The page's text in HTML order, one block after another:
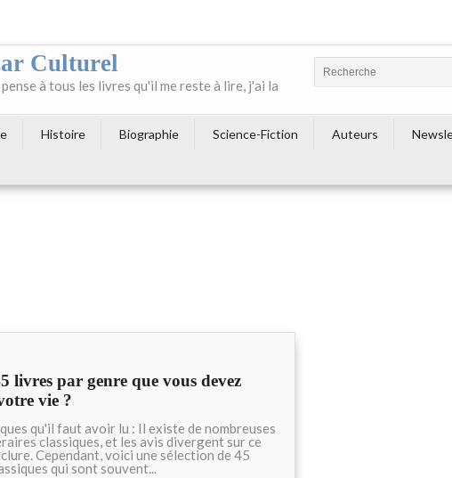
Culturel
à tous les livres qu'il me reste à lire, j'ai la
Histoire Biographie Science-Fiction Auteurs
livres par genre que vous devez
vie ?
qu'il faut avoir lu : Il existe de nombreuses
classiques, et les avis divergent sur ce
Cependant, voici une sélection de 45
qui sont souvent...